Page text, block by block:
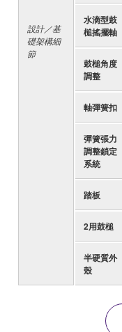
設計／基
礎架構細
節
水滴型鼓
槌搖擺軸
鼓槌角度
調整
軸彈簧扣
彈簧張力
調整鎖定
系統
踏板
2用鼓槌
半硬質外
殼